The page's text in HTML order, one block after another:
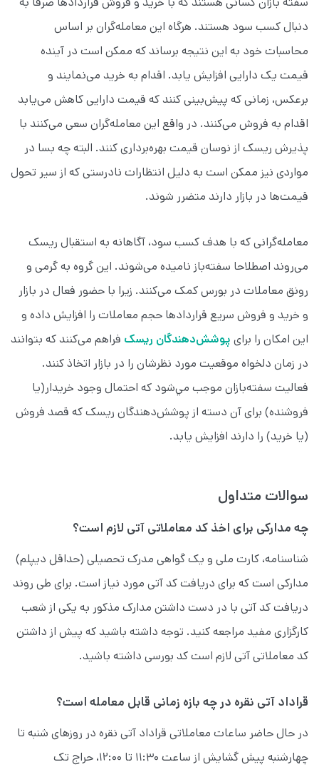
دنبال كسب سود هستند. هرگاه این معامله‌گران بر اساس
محاسبات خود به این نتيجه برساند كه ممكن است در آینده
قیمت یک دارایی افزایش یابد. اقدام به خرید می‌نمایند و
برعكس، زمانی که پیش‌بینی كنند كه قيمت دارایی کاهش می‌یابد
اقدام به فروش می‌کنند. در واقع این معامله‌گران سعی می‌كنند با
پذیرش ریسک از نوسان قيمت بهره‌برداری کنند. البته چه بسا در
مواردی نيز ممكن است به دليل انتظارات نادرستی كه از سير تحول
قيمت‌ها در بازار دارند متضرر شوند.
معامله‌گرانی كه با هدف كسب سود، آگاهانه به استقبال ریسک
می‌روند اصطلاحا سفته‌باز نامیده می‌شوند. این گروه به گرمی و
رونق معاملات در بورس کمک می‌كنند. زیرا با حضور فعال در بازار
و خرید و فروش سریع قراردادها حجم معاملات را افزایش داده و
این امکان را برای پوشش‌دهندگان ریسک فراهم می‌كنند كه بتوانند
در زمان دلخواه موقعيت مورد نظرشان را در بازار اتخاذ کنند.
فعاليت سفته‌بازان موجب مي‌شود كه احتمال وجود خریدار(یا
فروشنده) برای آن دسته از پوشش‌دهندگان ریسک كه قصد فروش
(یا خرید) را دارند افزایش یابد.
سوالات متداول
چه مدارکی برای اخذ کد معاملاتی آتی لازم است؟
شناسنامه، کارت ملی و یک گواهی مدرک تحصیلی (حداقل دیپلم)
مدارکی است که برای دریافت کد آتی مورد نیاز است. برای طی روند
دریافت کد آتی با در دست داشتن مدارک مذکور به یکی از شعب
کارگزاری مفید مراجعه کنید. توجه داشته باشید که پیش از داشتن
کد معاملاتی آتی لازم است کد بورسی داشته باشید.
قراداد آتی نقره در چه بازه زمانی قابل معامله است؟
در حال حاضر ساعات معاملاتی قراداد آتی نقره در روز‌های شنبه تا
چهارشنبه پیش گشایش از ساعت ۱۱:۳۰ تا ۱۲:۰۰، حراج تک